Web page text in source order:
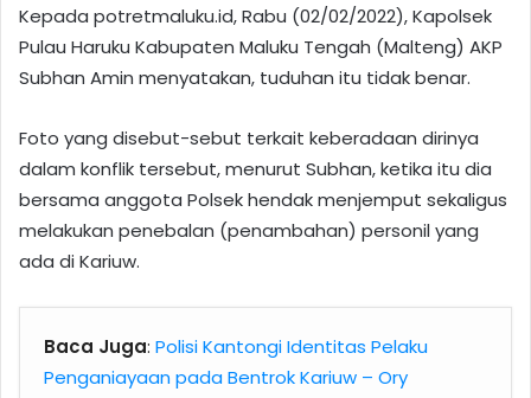
Kepada potretmaluku.id, Rabu (02/02/2022), Kapolsek
Pulau Haruku Kabupaten Maluku Tengah (Malteng) AKP
Subhan Amin menyatakan, tuduhan itu tidak benar.
Foto yang disebut-sebut terkait keberadaan dirinya
dalam konflik tersebut, menurut Subhan, ketika itu dia
bersama anggota Polsek hendak menjemput sekaligus
melakukan penebalan (penambahan) personil yang
ada di Kariuw.
Baca Juga: Polisi Kantongi Identitas Pelaku
Penganiayaan pada Bentrok Kariuw – Ory